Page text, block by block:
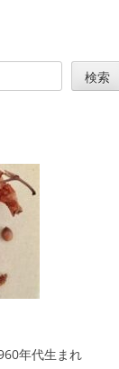
検索
年代生まれ